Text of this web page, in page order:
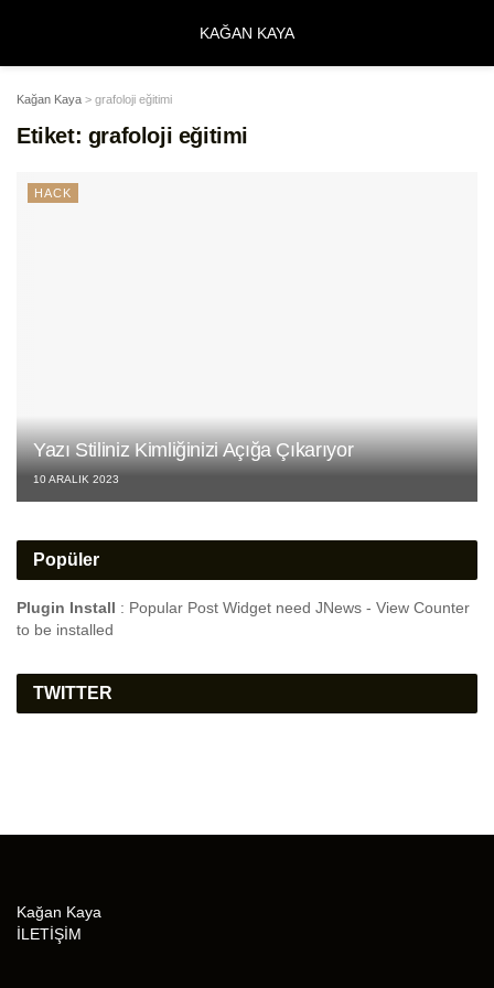
KAĞAN KAYA
Kağan Kaya > grafoloji eğitimi
Etiket: grafoloji eğitimi
HACK
Yazı Stiliniz Kimliğinizi Açığa Çıkarıyor
10 ARALIK 2023
Popüler
Plugin Install : Popular Post Widget need JNews - View Counter
to be installed
TWITTER
Kağan Kaya
İLETİŞİM